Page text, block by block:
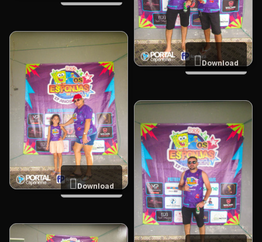
Download
Download